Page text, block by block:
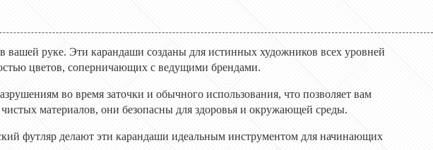
вашей руке. Эти карандаши созданы для истинных художников всех уровней
цветов, соперничающих с ведущими брендами.
во время заточки и обычного использования, что позволяет вам
материалов, они безопасны для здоровья и окружающей среды.
футляр делают эти карандаши идеальным инструментом для начинающих